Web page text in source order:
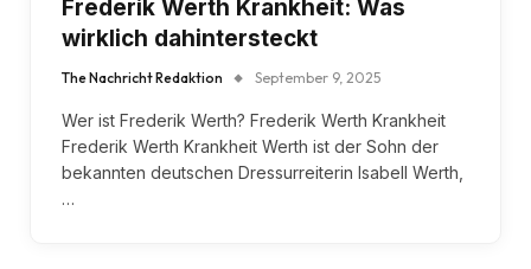
Frederik Werth Krankheit: Was
wirklich dahintersteckt
The Nachricht Redaktion September 9, 2025
Wer ist Frederik Werth? Frederik Werth Krankheit
Frederik Werth Krankheit Werth ist der Sohn der
bekannten deutschen Dressurreiterin Isabell Werth,
…